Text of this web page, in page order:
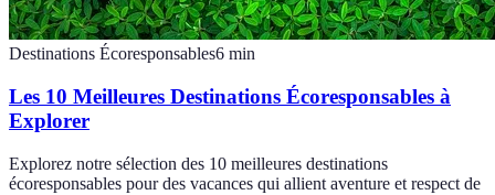
Destinations Écoresponsables6 min
Les 10 Meilleures Destinations Écoresponsables à
Explorer
Explorez notre sélection des 10 meilleures destinations
écoresponsables pour des vacances qui allient aventure et respect de